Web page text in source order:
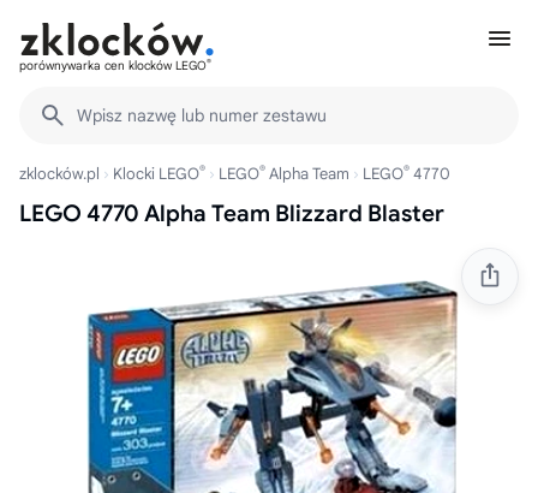
porównywarka cen klocków LEGO®
Wpisz nazwę lub numer zestawu
zklocków.pl Klocki LEGO® LEGO® Alpha Team LEGO® 4770
LEGO 4770 Alpha Team Blizzard Blaster